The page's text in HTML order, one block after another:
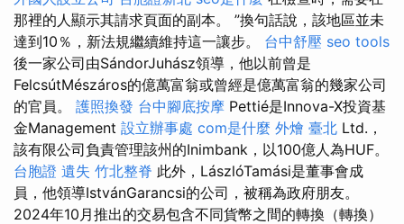
那裡的人顯示其請求頁面的副本。 ”換句話說，該地區並未
達到10％，新法規繼續維持這一讓步。 台中舒壓 seo tools
後一家公司由SándorJuhász領導，他以前曾是
FelcsútMészáros的億萬富翁或曾經是億萬富翁的幾家公司
的官員。 護照換發 台中腳底按摩 Pettié是Innova-X投資基
金Management 設立辦事處 com是什麼 外燴 臺北 Ltd.，
該有限公司負責管理該州的Inimbank，以100億人為HUF。
台胞證 遺失 竹北整脊 此外，LászlóTamási是董事會成
員，他領導IstvánGarancsi的公司，被稱為政府朋友。
2024年10月推出的交易包含不同貨幣之間的轉換（轉換）